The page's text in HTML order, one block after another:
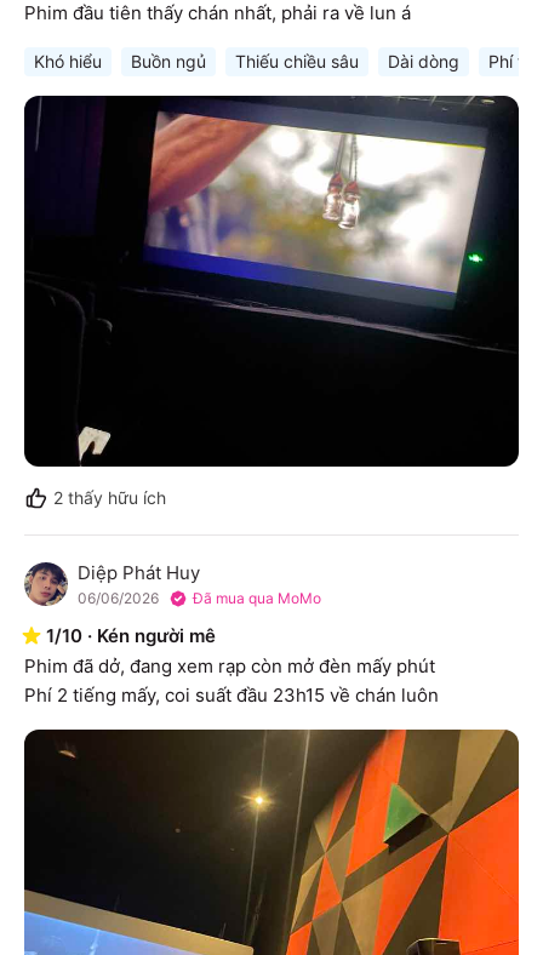
Phim đầu tiên thấy chán nhất, phải ra về lun á
Khó hiểu Buồn ngủ Thiếu chiều sâu Dài dòng Phí
2 thấy hữu ích
D Diệp Phát Huy
06/06/2026 Đã mua qua MoMo
1/10 · Kén người mê
Phim đã dở, đang xem rạp còn mở đèn mấy phút
Phí 2 tiếng mấy, coi suất đầu 23h15 về chán luôn